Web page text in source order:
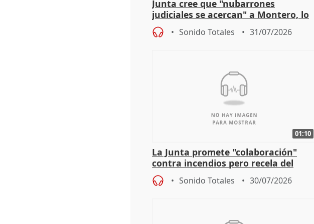
Junta cree que "nubarrones
judiciales se acercan" a Montero, lo
que la lleva a estar en el "ruido pe
Sonido Totales 31/07/2026
01:10
La Junta promete "colaboración"
contra incendios pero recela del
pacto de Estado de Sánchez
Sonido Totales 30/07/2026